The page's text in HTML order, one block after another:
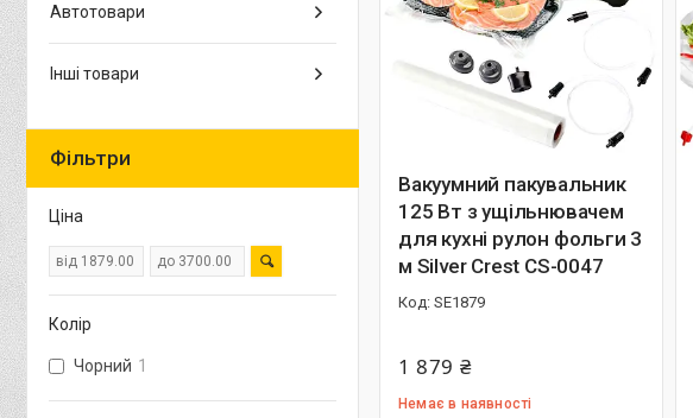
Вакуумний пакувальник
125 Вт з ущільнювачем
для кухні рулон фольги 3
м Silver Crest СS-0047
SE1879
1 879 ₴
Немає в наявності
Автотовари
Інші товари
Фільтри
Ціна
Колір
Чорний 1